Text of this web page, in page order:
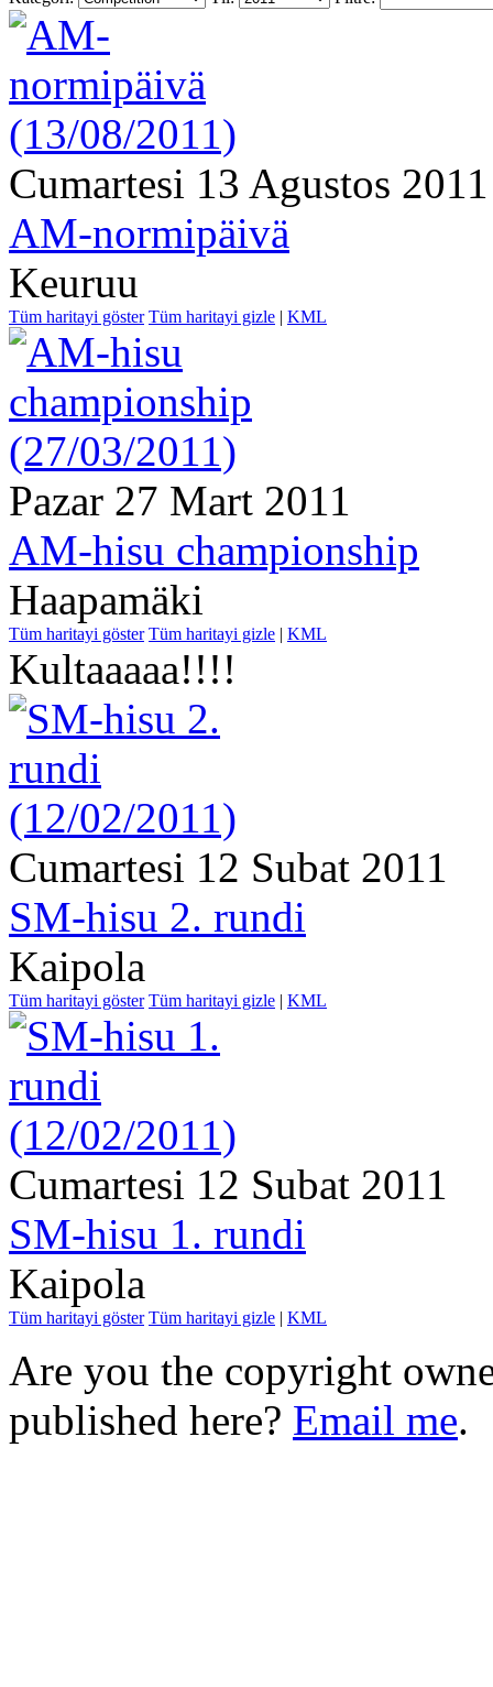
Cumartesi 13 Agustos 2011
AM-normipäivä
Keuruu
Tüm haritayi göster Tüm haritayi gizle | KML
Pazar 27 Mart 2011
AM-hisu championship
Haapamäki
Tüm haritayi göster Tüm haritayi gizle | KML
Kultaaaaa!!!!
Cumartesi 12 Subat 2011
SM-hisu 2. rundi
Kaipola
Tüm haritayi göster Tüm haritayi gizle | KML
Cumartesi 12 Subat 2011
SM-hisu 1. rundi
Kaipola
Tüm haritayi göster Tüm haritayi gizle | KML
Are you the copyright
published here? Email me.